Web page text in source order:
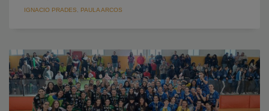
IGNACIO PRADES
PAULA ARCOS